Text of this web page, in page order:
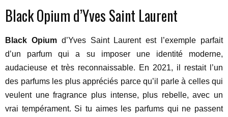
Black Opium d’Yves Saint Laurent
Black Opiumd’Yves Saint Laurent est l’exemple parfait
d’un parfum qui a su imposer une identité moderne,
audacieuse et très reconnaissable. En 2021, il restait l’un
des parfums les plus appréciés parce qu’il parle à celles qui
veulent une fragrance plus intense, plus rebelle, avec un
vrai tempérament. Si tu aimes les parfums qui ne passent